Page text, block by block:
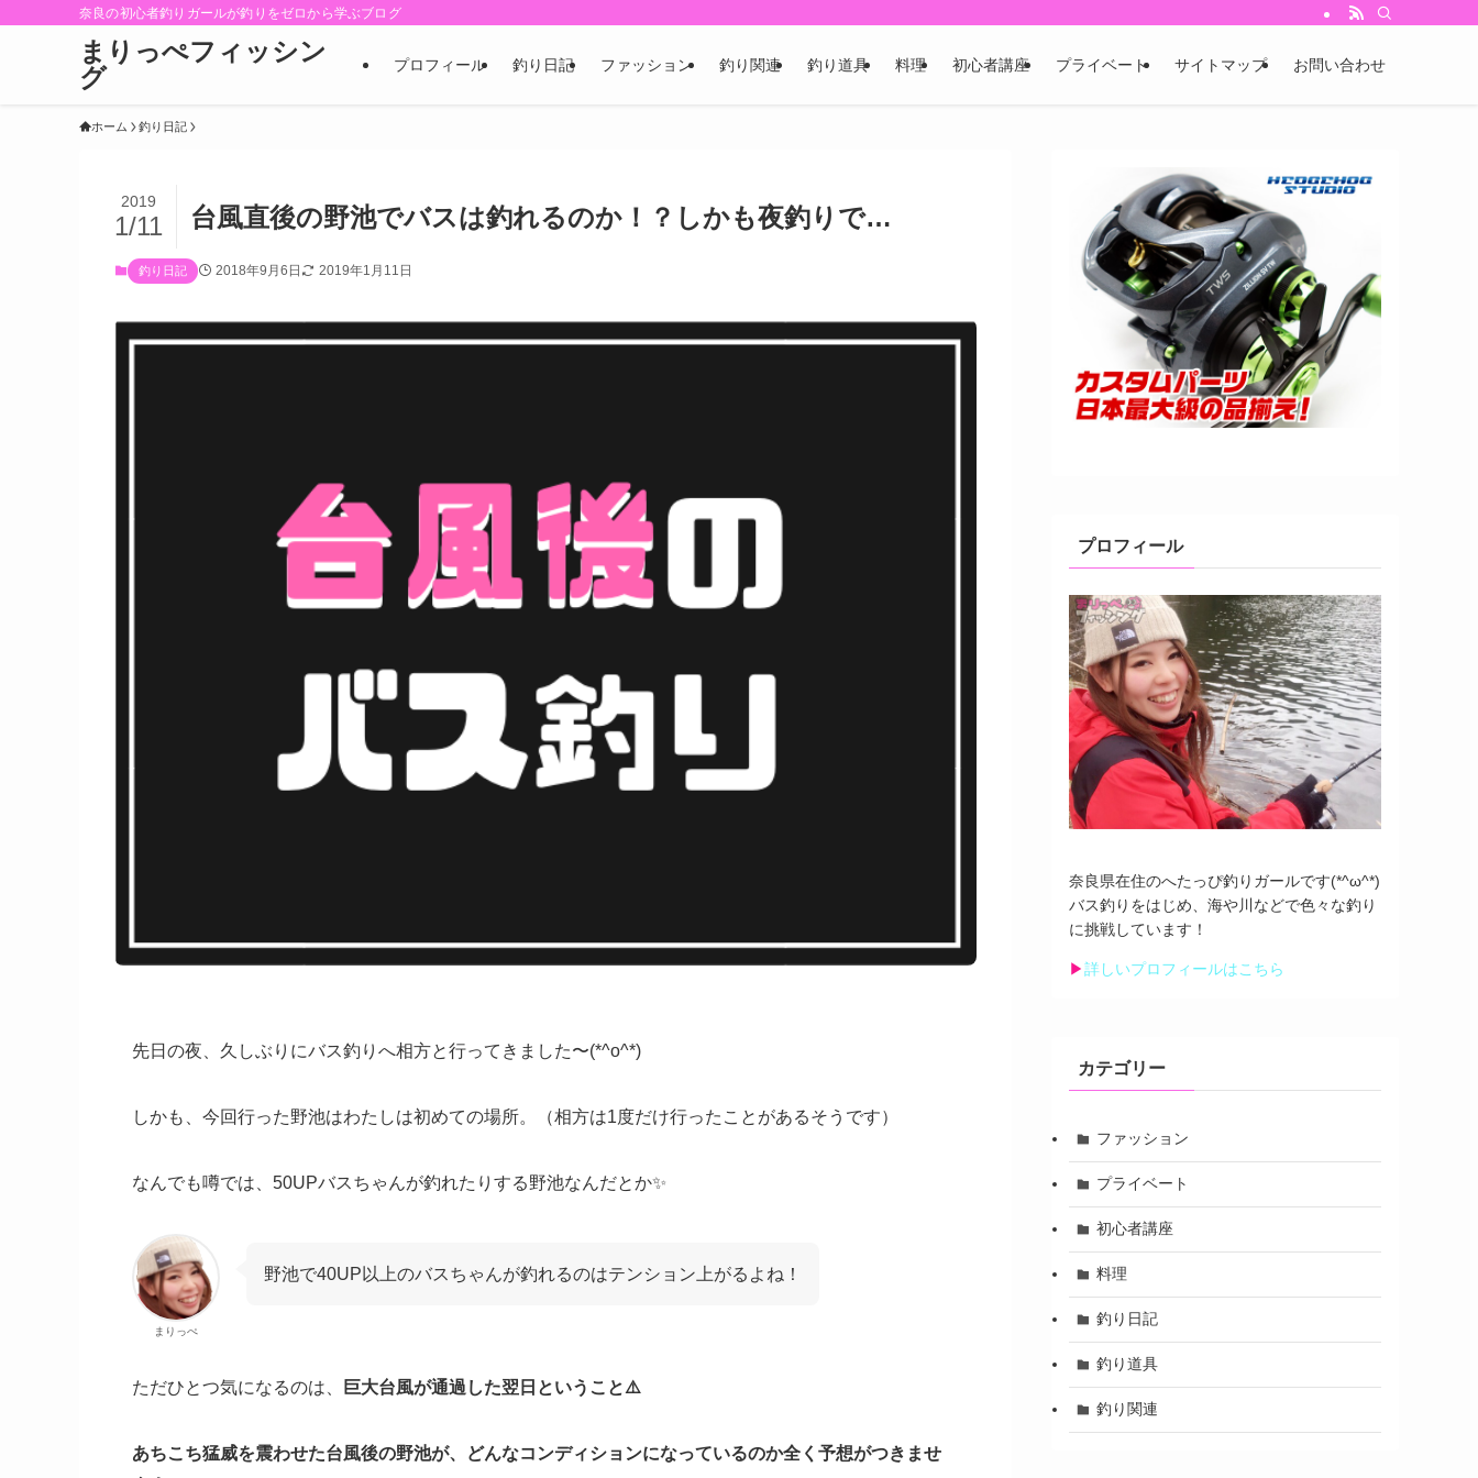
奈良の初心者釣りガールが釣りをゼロから学ぶブログ
まりっぺフィッシン
グ
プロフィール 釣り日記 ファッション 釣り関連 釣り道具 料理 初心者講座 プライベート サイトマップ お問い合わせ
ホーム 釣り日記
台風直後の野池でバスは釣れるのか！？しかも夜釣りで…
2019
1/11
釣り日記 2018年9月6日 2019年1月11日
先日の夜、久しぶりにバス釣りへ相方と行ってきました〜(*^o^*)
しかも、今回行った野池はわたしは初めての場所。（相方は1度だけ行ったことがあるそうです）
なんでも噂では、50UPバスちゃんが釣れたりする野池なんだとか✨
まりっぺ
野池で40UP以上のバスちゃんが釣れるのはテンション上がるよね！
ただひとつ気になるのは、 巨大台風が通過した翌日ということ⚠️
あちこち猛威を震わせた台風後の野池が、どんなコンディションになっているのか全く予想がつきませ
プロフィール
奈良県在住のへたっぴ釣りガールです(*^ω^*)
バス釣りをはじめ、海や川などで色々な釣り
に挑戦しています！
▶︎詳しいプロフィールはこちら
カテゴリー
ファッション
プライベート
初心者講座
料理
釣り日記
釣り道具
釣り関連